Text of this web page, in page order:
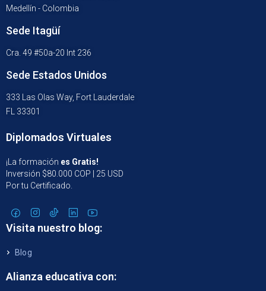
Medellín - Colombia
Sede Itagüí
Cra. 49 #50a-20 Int 236
Sede Estados Unidos
333 Las Olas Way, Fort Lauderdale
FL 33301
Diplomados Virtuales
¡La formación es Gratis!
Inversión $80.000 COP | 25 USD
Por tu Certificado.
Visita nuestro blog:
Blog
Alianza educativa con: